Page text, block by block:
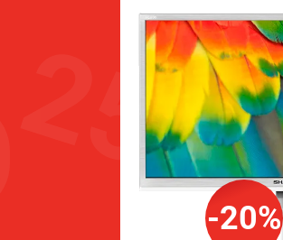
-20%